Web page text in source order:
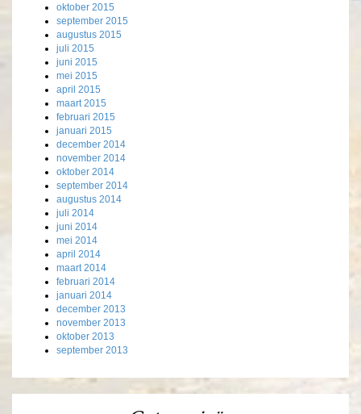
oktober 2015
september 2015
augustus 2015
juli 2015
juni 2015
mei 2015
april 2015
maart 2015
februari 2015
januari 2015
december 2014
november 2014
oktober 2014
september 2014
augustus 2014
juli 2014
juni 2014
mei 2014
april 2014
maart 2014
februari 2014
januari 2014
december 2013
november 2013
oktober 2013
september 2013